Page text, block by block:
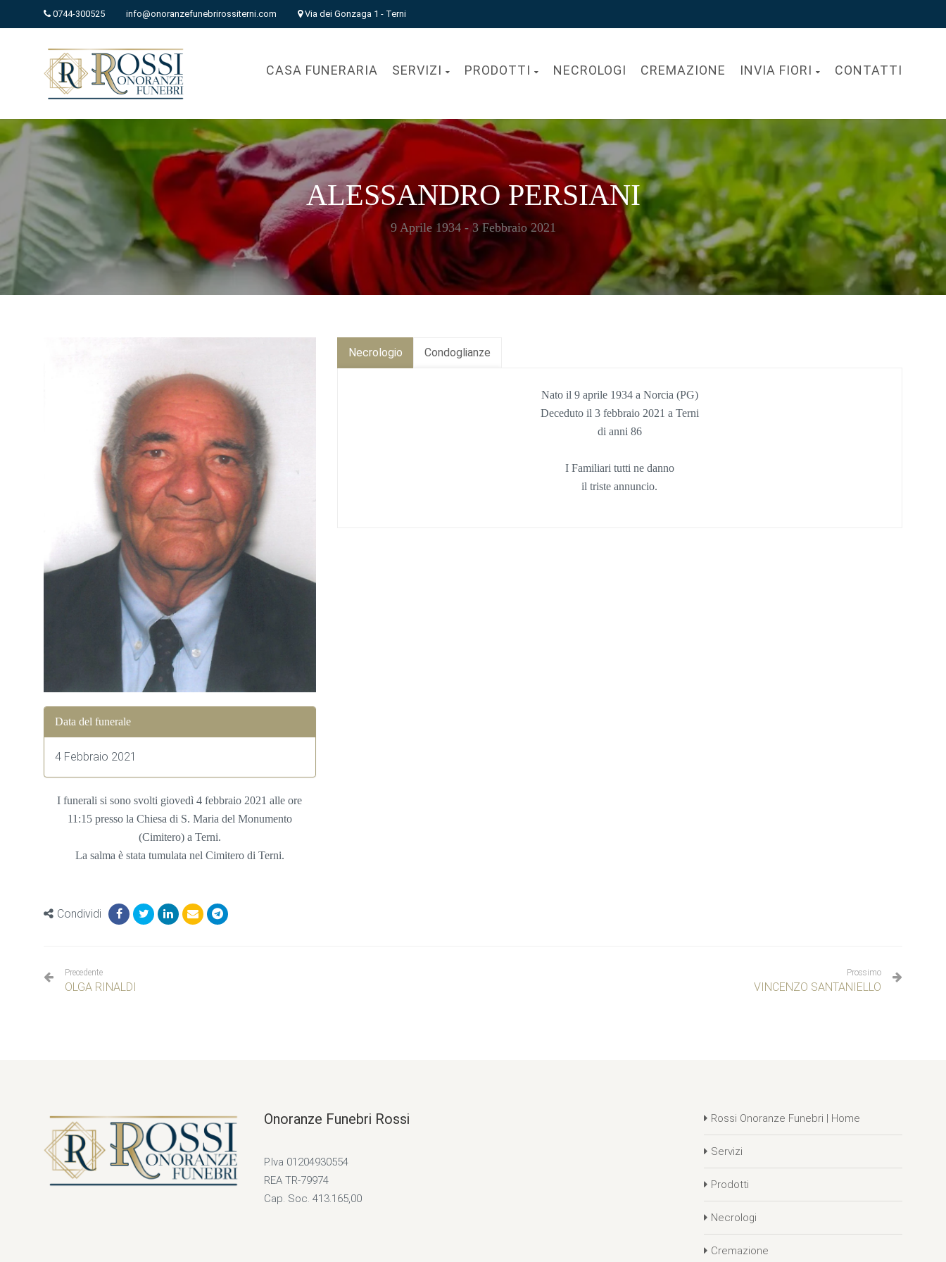
0744-300525 info@onoranzefunebrirossiterni.com Via dei Gonzaga 1 - Terni
CASA FUNERARIA SERVIZI PRODOTTI NECROLOGI CREMAZIONE INVIA FIORI CONTATTI
ALESSANDRO PERSIANI
9 Aprile 1934 - 3 Febbraio 2021
Data del funerale
4 Febbraio 2021
I funerali si sono svolti giovedì 4 febbraio 2021 alle ore
11:15 presso la Chiesa di S. Maria del Monumento
(Cimitero) a Terni.
La salma è stata tumulata nel Cimitero di Terni.
Condividi
Necrologio Condoglianze
Nato il 9 aprile 1934 a Norcia (PG)
Deceduto il 3 febbraio 2021 a Terni
di anni 86
I Familiari tutti ne danno
il triste annuncio.
Precedente
OLGA RINALDI
Prossimo
VINCENZO SANTANIELLO
Onoranze Funebri Rossi
P.Iva 01204930554
REA TR-79974
Cap. Soc. 413.165,00
Rossi Onoranze Funebri | Home
Servizi
Prodotti
Necrologi
Cremazione